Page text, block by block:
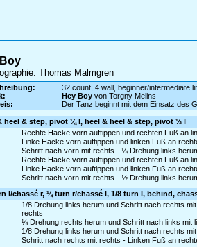
Thomas Malmgren
32 count, 4 wall, beginner/intermediate
Hey Boyvon Torgny Melins
Der Tanz beginnt mit dem Einsatz des
heel & step, pivot ¼ l, heel & heel & step, pivot ½ l
Rechte Hacke vorn auftippen und rechten Fuß an
Linke Hacke vorn auftippen und linken Fuß an
Schritt nach vorn mit rechts - ¼ Drehung links
Rechte Hacke vorn auftippen und rechten Fuß an
Linke Hacke vorn auftippen und linken Fuß an
Schritt nach vorn mit rechts - ½ Drehung links
l/chassé r, ¼ turn r/chassé l, 1/8 turn l, behind,
1/8 Drehung links herum und Schritt nach rechts
rechts
¼ Drehung rechts herum und Schritt nach links mit
1/8 Drehung links herum und Schritt nach rechts
Schritt nach rechts mit rechts - Linken Fuß an